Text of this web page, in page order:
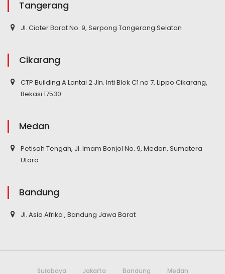
Tangerang
Jl. Ciater Barat No. 9, Serpong Tangerang Selatan
Cikarang
CTP Building A Lantai 2 Jln. Inti Blok C1 no 7, Lippo Cikarang,
Bekasi 17530
Medan
Petisah Tengah, Jl. Imam Bonjol No. 9, Medan, Sumatera
Utara
Bandung
Jl. Asia Afrika , Bandung Jawa Barat
Surabaya Jakarta Bandung Medan